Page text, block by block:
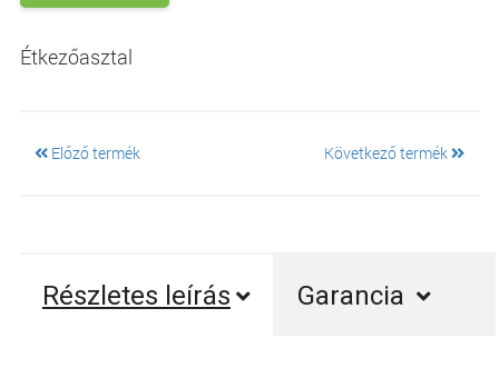
Étkezőasztal
Előző termék Következő termék
Részletes leírás Garancia